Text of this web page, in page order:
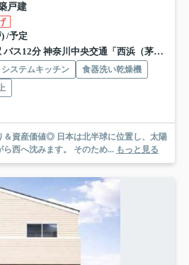
戸建
/予定
神奈川中央交通「西浜（茅ヶ崎市）」 停歩5分
システムキッチン
食器洗い乾燥機
北半球に位置し、太陽
西へ沈みます。 そのため... もっと見る